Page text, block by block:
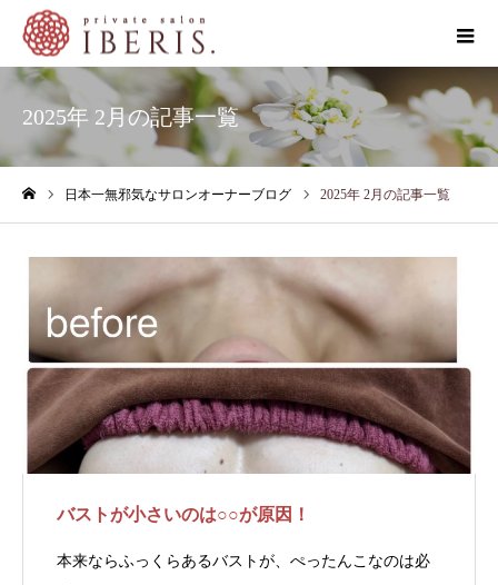
2025年 2月の記事一覧
日本一無邪気なサロンオーナーブログ 2025年 2月の記事一覧
バストが小さいのは○○が原因！
本来ならふっくらあるバストが、ぺったんこなのは必